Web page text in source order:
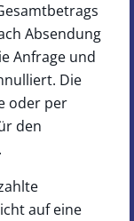
Absendung
Anfrage und
Die
oder per
den
auf eine